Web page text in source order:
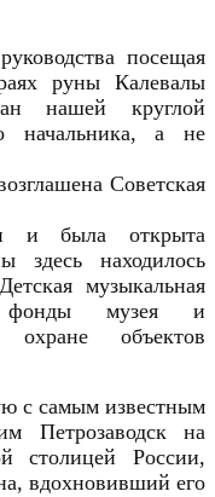
посещая
руны Калевалы
нашей круглой
начальника, а не
Советская
и была открыта
здесь находилось
музыкальная
фонды музея и
объектов
с самым известным
Петрозаводск на
столицей России,
вдохновивший его